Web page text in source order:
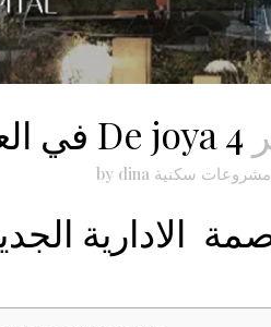
مشروعات سكنية by dina